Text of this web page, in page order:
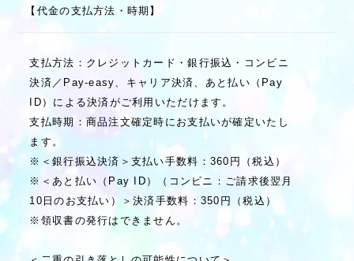
【代金の支払方法・時期】
支払方法：クレジットカード・銀行振込・コンビニ
決済／Pay-easy、キャリア決済、あと払い（Pay
ID）による決済がご利用いただけます。
支払時期：商品注文確定時にお支払いが確定いたし
ます。
※＜銀行振込決済＞支払い手数料：360円（税込）
※＜あと払い（Pay ID）（コンビニ：ご請求後翌月
10日のお支払い）＞決済手数料：350円（税込）
※領収書の発行はできません。